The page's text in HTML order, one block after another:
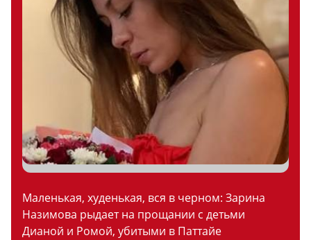
Маленькая, худенькая, вся в черном: Зарина
Назимова рыдает на прощании с детьми
Дианой и Ромой, убитыми в Паттайе